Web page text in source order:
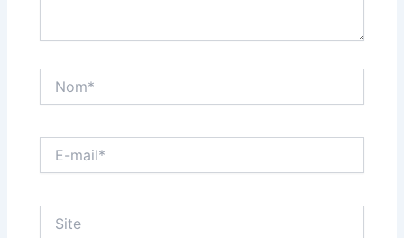
mail*